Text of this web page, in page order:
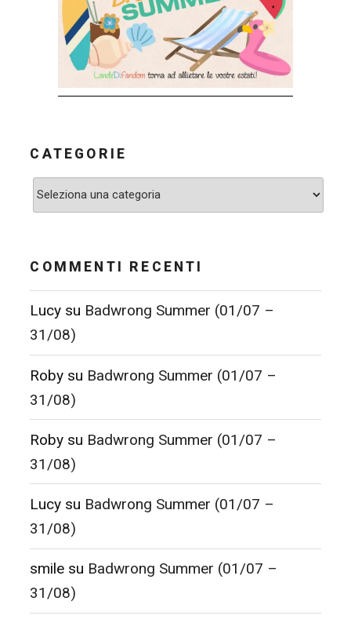
CATEGORIE
Categorie
COMMENTI RECENTI
Lucy su Badwrong Summer (01/07 –
31/08)
Roby su Badwrong Summer (01/07 –
31/08)
Roby su Badwrong Summer (01/07 –
31/08)
Lucy su Badwrong Summer (01/07 –
31/08)
smile su Badwrong Summer (01/07 –
31/08)